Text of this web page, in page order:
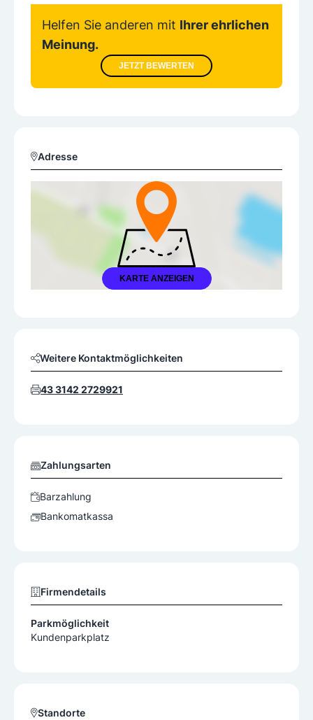
Helfen Sie anderen mit Ihrer ehrlichen
Meinung.
JETZT BEWERTEN
Adresse
KARTE ANZEIGEN
Weitere Kontaktmöglichkeiten
43 3142 2729921
Zahlungsarten
Barzahlung
Bankomatkassa
Firmendetails
Parkmöglichkeit
Kundenparkplatz
Standorte